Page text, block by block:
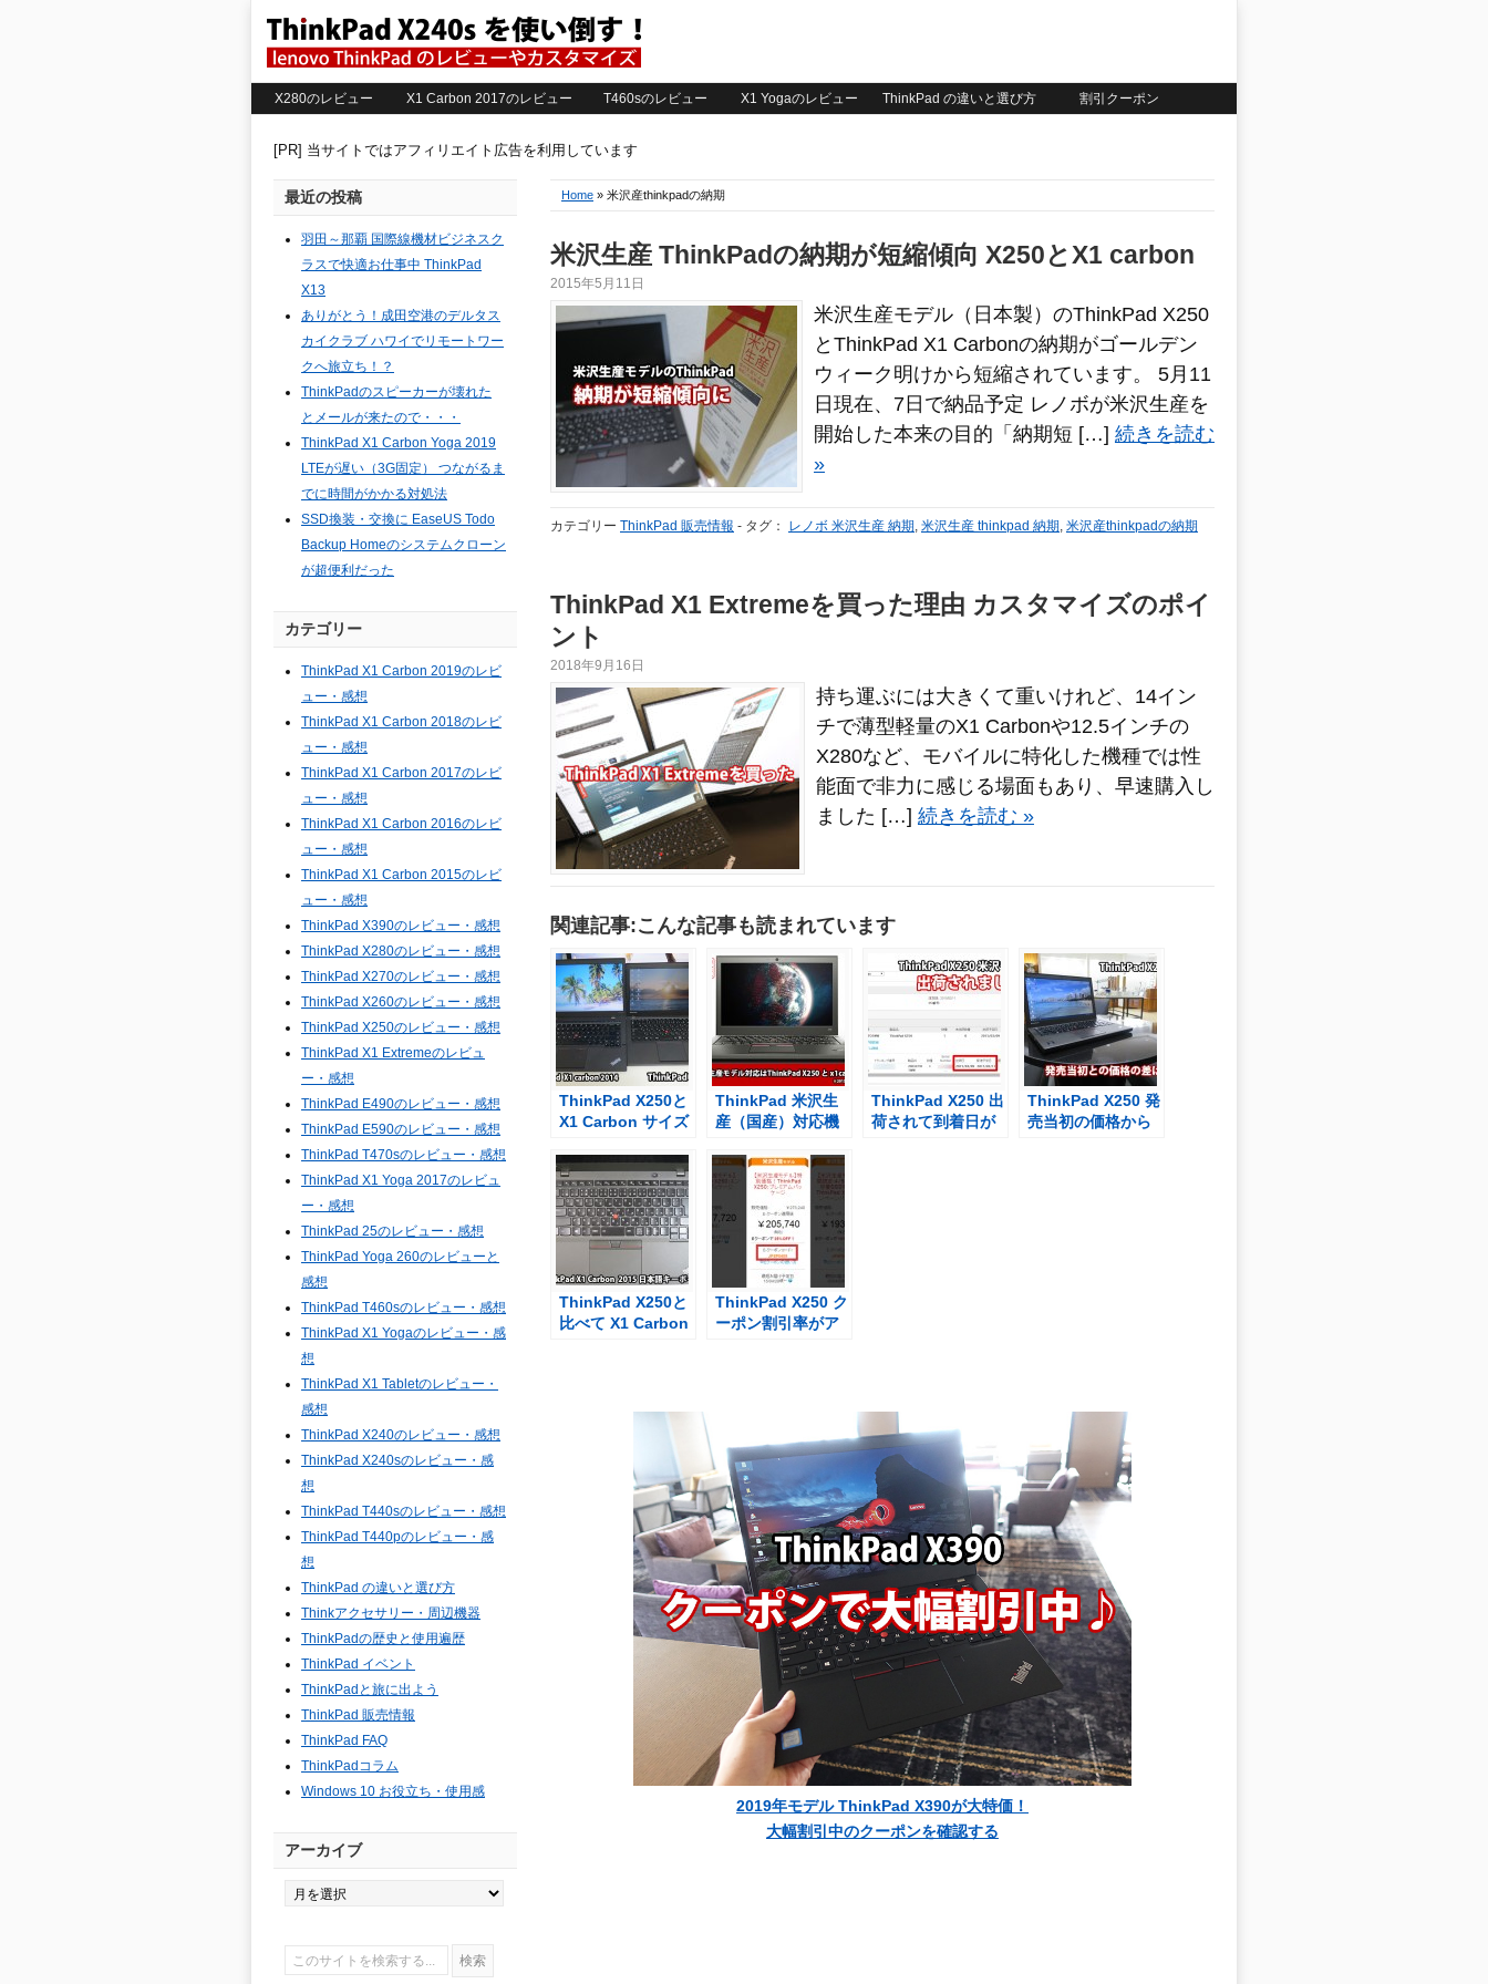
X280のレビュー X1 Carbon 2017のレビュー T460sのレビュー X1 Yogaのレビュー ThinkPad の違いと選び方 割引クーポン
[PR] 当サイトではアフィリエイト広告を利用しています
Home » 米沢産thinkpadの納期
米沢生産 ThinkPadの納期が短縮傾向 X250とX1 carbon
2015年5月11日
米沢生産モデル（日本製）のThinkPad X250
とThinkPad X1 Carbonの納期がゴールデン
ウィーク明けから短縮されています。 5月11
日現在、7日で納品予定 レノボが米沢生産を
開始した本来の目的「納期短 […] 続きを読む
»
カテゴリー ThinkPad 販売情報 - タグ： レノボ 米沢生産 納期, 米沢生産 thinkpad 納期, 米沢産thinkpadの納期
ThinkPad X1 Extremeを買った理由 カスタマイズのポイ
ント
2018年9月16日
持ち運ぶには大きくて重いけれど、14イン
チで薄型軽量のX1 Carbonや12.5インチの
X280など、モバイルに特化した機種では性
能面で非力に感じる場面もあり、早速購入し
ました […] 続きを読む »
関連記事:こんな記事も読まれています
ThinkPad X250と
X1 Carbon サイズ
ThinkPad 米沢生
産（国産）対応機
carbon
ThinkPad X250 出
荷されて到着日が
ThinkPad X250 発
売当初の価格から
ThinkPad X250と
比べて X1 Carbon
ThinkPad X250 ク
ーポン割引率がア
2019年モデル ThinkPad X390が大特価！
大幅割引中のクーポンを確認する
最近の投稿
羽田～那覇 国際線機材ビジネスク
ラスで快適お仕事中 ThinkPad
X13
ありがとう！成田空港のデルタス
カイクラブ ハワイでリモートワー
クへ旅立ち！？
ThinkPadのスピーカーが壊れた
とメールが来たので・・・
ThinkPad X1 Carbon Yoga 2019
LTEが遅い（3G固定） つながるま
でに時間がかかる対処法
SSD換装・交換に EaseUS Todo
Backup Homeのシステムクローン
が超便利だった
カテゴリー
ThinkPad X1 Carbon 2019のレビ
ュー・感想
ThinkPad X1 Carbon 2018のレビ
ュー・感想
ThinkPad X1 Carbon 2017のレビ
ュー・感想
ThinkPad X1 Carbon 2016のレビ
ュー・感想
ThinkPad X1 Carbon 2015のレビ
ュー・感想
ThinkPad X390のレビュー・感想
ThinkPad X280のレビュー・感想
ThinkPad X270のレビュー・感想
ThinkPad X260のレビュー・感想
ThinkPad X250のレビュー・感想
ThinkPad X1 Extremeのレビュ
ー・感想
ThinkPad E490のレビュー・感想
ThinkPad E590のレビュー・感想
ThinkPad T470sのレビュー・感想
ThinkPad X1 Yoga 2017のレビュ
ー・感想
ThinkPad 25のレビュー・感想
ThinkPad Yoga 260のレビューと
感想
ThinkPad T460sのレビュー・感想
ThinkPad X1 Yogaのレビュー・感
想
ThinkPad X1 Tabletのレビュー・
感想
ThinkPad X240のレビュー・感想
ThinkPad X240sのレビュー・感
想
ThinkPad T440sのレビュー・感想
ThinkPad T440pのレビュー・感
想
ThinkPad の違いと選び方
Thinkアクセサリー・周辺機器
ThinkPadの歴史と使用遍歴
ThinkPad イベント
ThinkPadと旅に出よう
ThinkPad 販売情報
ThinkPad FAQ
ThinkPadコラム
Windows 10 お役立ち・使用感
アーカイブ